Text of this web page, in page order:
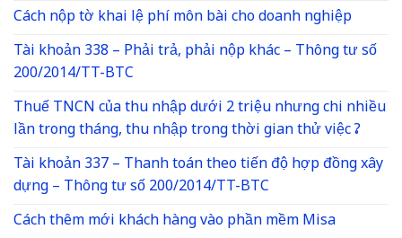
Cách nộp tờ khai lệ phí môn bài cho doanh nghiệp
Tài khoản 338 – Phải trả, phải nộp khác – Thông tư số
200/2014/TT-BTC
Thuế TNCN của thu nhập dưới 2 triệu nhưng chi nhiều
lần trong tháng, thu nhập trong thời gian thử việc ?
Tài khoản 337 – Thanh toán theo tiến độ hợp đồng xây
dựng – Thông tư số 200/2014/TT-BTC
Cách thêm mới khách hàng vào phần mềm Misa